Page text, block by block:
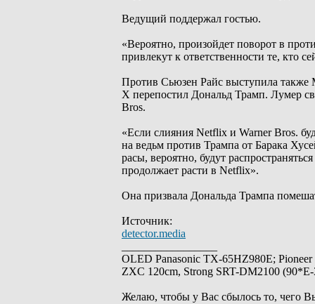
Ведущий поддержал гостью.
«Вероятно, произойдет поворот в
привлекут к ответственности те, кто
Против Сьюзен Райс выступила
Х перепостил Дональд Трамп. Лумер
Bros.
«Если слияния Netflix и Warner Bros.
на ведьм против Трампа от Барака
расы, вероятно, будут
продолжает расти в Netflix».
Она призвала Дональда Трампа
Источник:
detector.media
OLED Panasonic TX-65HZ980E;
ZXC 120cm, Strong SRT-DM2100
Желаю, чтобы у Вас сбылось то, чего